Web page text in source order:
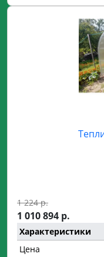
1 224 р.
1 010 894 р.
Характеристики
Цена